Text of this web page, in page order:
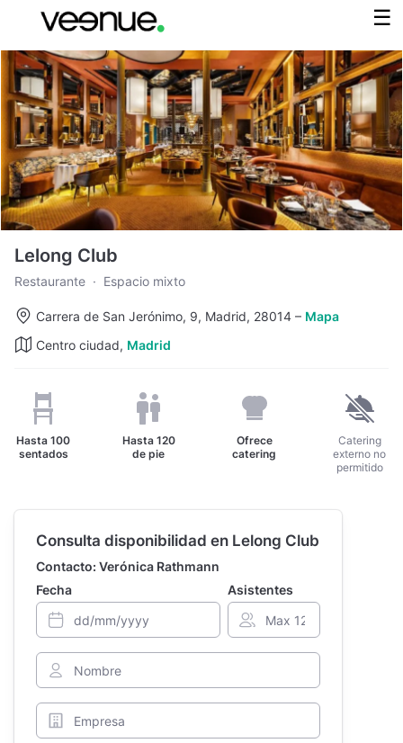
Lelong Club
Restaurante · Espacio mixto
Carrera de San Jerónimo, 9, Madrid, 28014 – Mapa
Centro ciudad, Madrid
Hasta 100
sentados
Hasta 120
de pie
Ofrece
catering
Catering
externo no
permitido
Consulta disponibilidad en Lelong Club
Contacto: Verónica Rathmann
Fecha
Asistentes